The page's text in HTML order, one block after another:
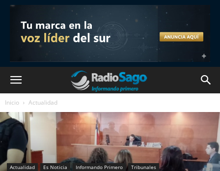
Inicio Actualidad
Actualidad Es Noticia Informando Primero Tribunales